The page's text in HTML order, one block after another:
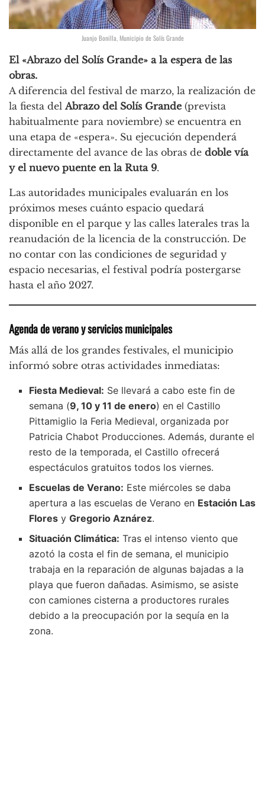
Juanjo Bonilla, Municipio de Solís Grande
El «Abrazo del Solís Grande» a la espera de las
obras.
A diferencia del festival de marzo, la realización de
la fiesta del Abrazo del Solís Grande (prevista
habitualmente para noviembre) se encuentra en
una etapa de «espera». Su ejecución dependerá
directamente del avance de las obras de doble vía
y el nuevo puente en la Ruta 9.
Las autoridades municipales evaluarán en los
próximos meses cuánto espacio quedará
disponible en el parque y las calles laterales tras la
reanudación de la licencia de la construcción. De
no contar con las condiciones de seguridad y
espacio necesarias, el festival podría postergarse
hasta el año 2027.
Agenda de verano y servicios municipales
Más allá de los grandes festivales, el municipio
informó sobre otras actividades inmediatas:
Fiesta Medieval: Se llevará a cabo este fin de
semana (9, 10 y 11 de enero) en el Castillo
Pittamiglio la Feria Medieval, organizada por
Patricia Chabot Producciones. Además, durante el
resto de la temporada, el Castillo ofrecerá
espectáculos gratuitos todos los viernes.
Escuelas de Verano: Este miércoles se daba
apertura a las escuelas de Verano en Estación Las
Flores yGregorio Aznárez.
Situación Climática: Tras el intenso viento que
azotó la costa el fin de semana, el municipio
trabaja en la reparación de algunas bajadas a la
playa que fueron dañadas. Asimismo, se asiste
con camiones cisterna a productores rurales
debido a la preocupación por la sequía en la
zona.